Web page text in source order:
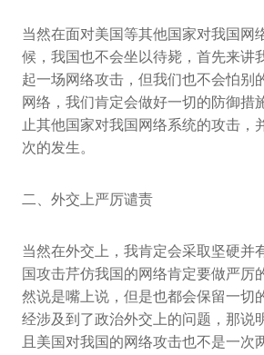
当然在面对美国等其他国家对我国网
候，我国也不会坐以待毙，首先来讲
起一场网络攻击，但我们也不会怕别
网络，我们肯定会做好一切的防御措
止其他国家对我国网络系统的攻击，
次的发生。
二、外交上严厉谴责
当然在外交上，我肯定会采取坚硬并
国攻击芹仿我国的网络肯定要做严厉
然说是嘴上说，但是也都会保留一切
经涉及到了政治外交上的问题，那说
且美国对我国的网络攻击也不是一次